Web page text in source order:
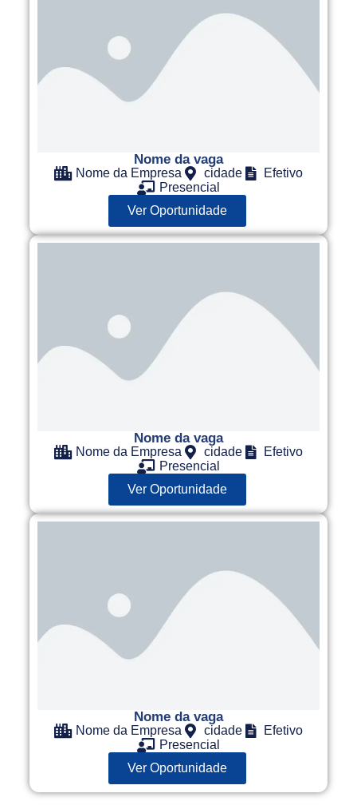
Nome da vaga
Nome da Empresa cidade
Efetivo
Presencial
Ver Oportunidade
Nome da vaga
Nome da Empresa cidade
Efetivo
Presencial
Ver Oportunidade
Nome da vaga
Nome da Empresa cidade
Efetivo
Presencial
Ver Oportunidade